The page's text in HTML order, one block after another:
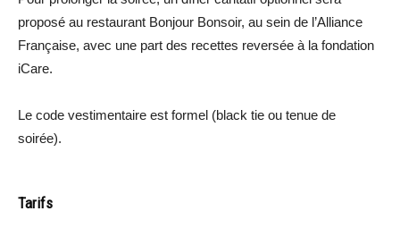
proposé au restaurant Bonjour Bonsoir, au sein de l’Alliance
Française, avec une part des recettes reversée à la fondation
iCare.
Le code vestimentaire est formel (black tie ou tenue de
soirée).
Tarifs